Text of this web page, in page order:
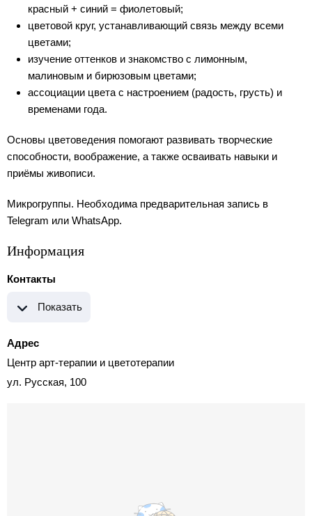
красный + синий = фиолетовый;
цветовой круг, устанавливающий связь между всеми
цветами;
изучение оттенков и знакомство с лимонным,
малиновым и бирюзовым цветами;
ассоциации цвета с настроением (радость, грусть) и
временами года.
Основы цветоведения помогают развивать творческие
способности, воображение, а также осваивать навыки и
приёмы живописи.
Микрогруппы. Необходима предварительная запись в
Telegram или WhatsApp.
Информация
Контакты
Показать
Адрес
Центр арт-терапии и цветотерапии
ул. Русская, 100